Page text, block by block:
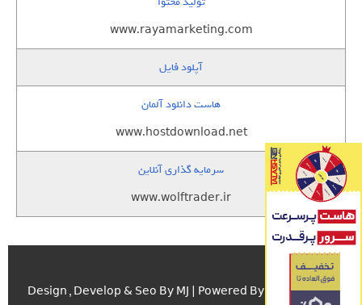
www.rayamarketing.com
آپلود فایل
هاست دانلود آلمان
www.hostdownload.net
سرمایه گذاری آنلاین
www.wolftrader.ir
Design , Develop & Seo By MJ | Powered By اسکریپت.com